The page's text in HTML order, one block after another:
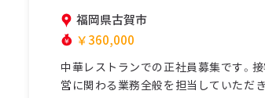
福岡県古賀市
￥360,000
中華レストランでの正社員募集です。接
営に関わる業務全般を担当していただ